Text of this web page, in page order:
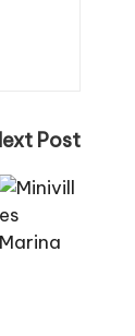
Post